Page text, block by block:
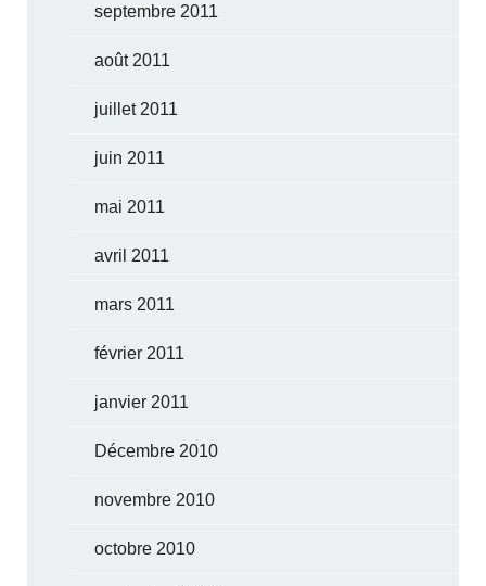
septembre 2011
août 2011
juillet 2011
juin 2011
mai 2011
avril 2011
mars 2011
février 2011
janvier 2011
Décembre 2010
novembre 2010
octobre 2010